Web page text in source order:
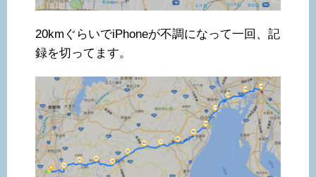
20kmぐらいでiPhoneが不調になって一回、記
録を切ってます。